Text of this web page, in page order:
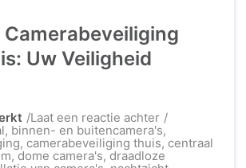
Uw Veiligheid
Laat een reactie achterop
Optimale
voor
, binnen- en buitencamera's,
, camerabeveiliging thuis, centraal
,dome camera's,draadloze